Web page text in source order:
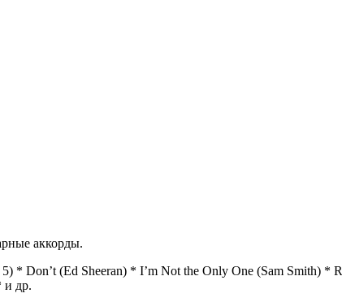
аккорды.
* Don’t (Ed Sheeran) * I’m Not the Only One (Sam Smith)
и др.